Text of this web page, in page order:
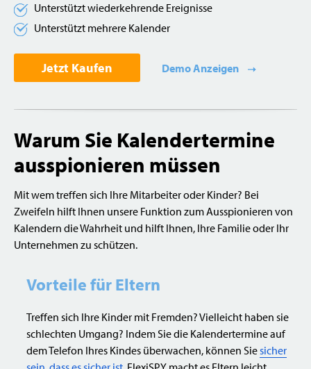
Unterstützt wiederkehrende Ereignisse
Unterstützt mehrere Kalender
Jetzt Kaufen Demo Anzeigen
Warum Sie Kalendertermine
ausspionieren müssen
Mit wem treffen sich Ihre Mitarbeiter oder Kinder? Bei
Zweifeln hilft Ihnen unsere Funktion zum Ausspionieren von
Kalendern die Wahrheit und hilft Ihnen, Ihre Familie oder Ihr
Unternehmen zu schützen.
Vorteile für Eltern
Treffen sich Ihre Kinder mit Fremden? Vielleicht haben sie
schlechten Umgang? Indem Sie die Kalendertermine auf
dem Telefon Ihres Kindes überwachen, können Sie sicher